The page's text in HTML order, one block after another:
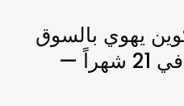
يهوي بالسوق
إلى أدنى مستوياته في 21 شهراً —